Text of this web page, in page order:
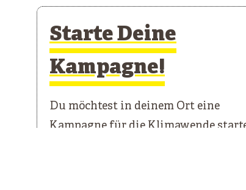
Starte Deine
Kampagne!
Du möchtest in deinem Ort eine
Kampagne für die Klimawende